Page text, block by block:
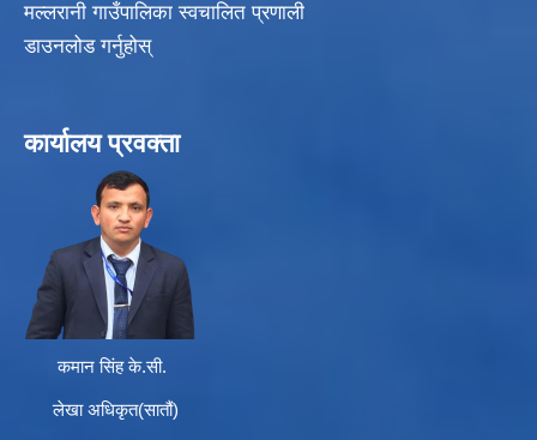
मल्लरानी गाउँपालिका स्वचालित प्रणाली
डाउनलोड गर्नुहोस्
कार्यालय प्रवक्ता
कमान सिंह के.सी.
लेखा अधिकृत(सातौं)